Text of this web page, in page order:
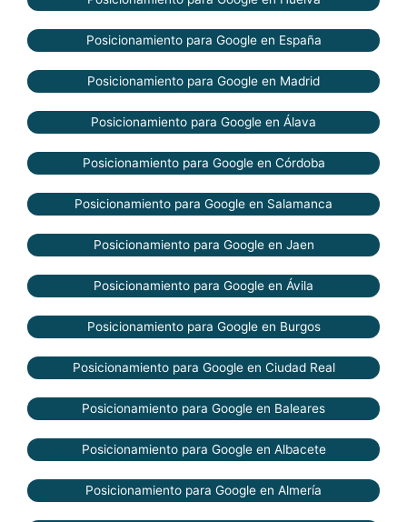
Posicionamiento para Google en España
Posicionamiento para Google en Madrid
Posicionamiento para Google en Álava
Posicionamiento para Google en Córdoba
Posicionamiento para Google en Salamanca
Posicionamiento para Google en Jaen
Posicionamiento para Google en Ávila
Posicionamiento para Google en Burgos
Posicionamiento para Google en Ciudad Real
Posicionamiento para Google en Baleares
Posicionamiento para Google en Albacete
Posicionamiento para Google en Almería